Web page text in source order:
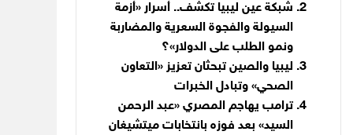
شبكة عين ليبيا تكشف.. أسرار «أزمة
السيولة والفجوة السعرية والمضاربة
ونمو الطلب على الدولار»؟
ليبيا والصين تبحثان تعزيز «التعاون
الصحي» وتبادل الخبرات
ترامب يهاجم المصري «عبد الرحمن
السيد» بعد فوزه بانتخابات ميتشيغان